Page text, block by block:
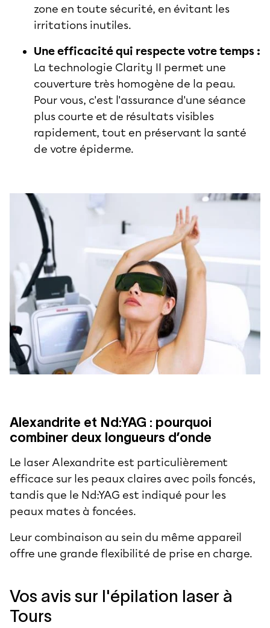
zone en toute sécurité, en évitant les
irritations inutiles.
Une efficacité qui respecte votre temps :
La technologie Clarity II permet une
couverture très homogène de la peau.
Pour vous, c'est l'assurance d'une séance
plus courte et de résultats visibles
rapidement, tout en préservant la santé
de votre épiderme.
Alexandrite et Nd:YAG : pourquoi
combiner deux longueurs d’onde
Le laser Alexandrite est particulièrement
efficace sur les peaux claires avec poils foncés,
tandis que le Nd:YAG est indiqué pour les
peaux mates à foncées.
Leur combinaison au sein du même appareil
offre une grande flexibilité de prise en charge.
Vos avis sur l'épilation laser à
Tours